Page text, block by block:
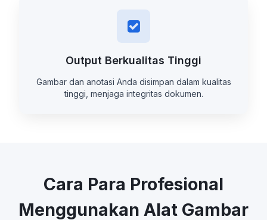
Output Berkualitas Tinggi
Gambar dan anotasi Anda disimpan dalam kualitas
tinggi, menjaga integritas dokumen.
Cara Para Profesional
Menggunakan Alat Gambar